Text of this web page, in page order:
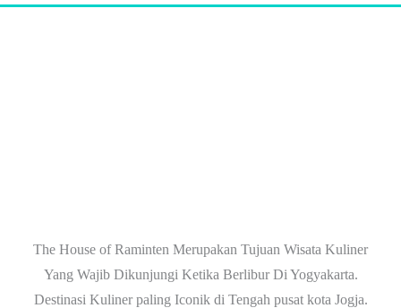
The House of Raminten Merupakan Tujuan Wisata Kuliner
Yang Wajib Dikunjungi Ketika Berlibur Di Yogyakarta.
Destinasi Kuliner paling Iconik di Tengah pusat kota Jogja.